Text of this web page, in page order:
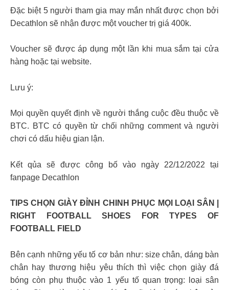
Đặc biệt 5 người tham gia may mắn nhất được chọn bởi
Decathlon sẽ nhận được một voucher trị giá 400k.
Voucher sẽ được áp dụng một lần khi mua sắm tại cửa
hàng hoặc tại website.
Lưu ý:
Mọi quyền quyết định về người thắng cuộc đều thuộc về
BTC. BTC có quyền từ chối những comment và người
chơi có dấu hiệu gian lận.
Kết qủa sẽ được công bố vào ngày 22/12/2022 tại
fanpage Decathlon
TIPS CHỌN GIÀY ĐỈNH CHINH PHỤC MỌI LOẠI SÂN |
RIGHT FOOTBALL SHOES FOR TYPES OF
FOOTBALL FIELD
Bên cạnh những yếu tố cơ bản như: size chân, dáng bàn
chân hay thương hiệu yêu thích thì việc chọn giày đá
bóng còn phụ thuộc vào 1 yếu tố quan trọng: loại sân